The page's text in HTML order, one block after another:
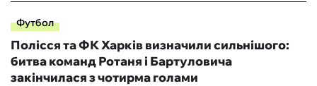
Футбол
Полісся та ФК Харків визначили сильнішого:
битва команд Ротаня і Бартуловича
закінчилася з чотирма голами